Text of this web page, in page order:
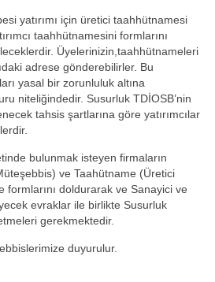
yatırımı için üretici taahhütnamesi
taahhütnamesini formlarını
Üyelerinizin,taahhütnameleri
adrese gönderebilirler. Bu
yasal bir zorunluluk altına
niteliğindedir. Susurluk TDİOSB’nin
tahsis şartlarına göre yatırımcılar
bulunmak isteyen firmaların
ve Taahütname (Üretici
formlarını doldurarak ve Sanayici ve
evraklar ile birlikte Susurluk
gerekmektedir.
duyurulur.